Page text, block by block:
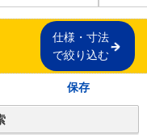
仕様・寸法
で絞り込む
保存